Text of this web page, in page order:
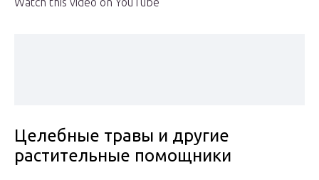
Целебные травы и другие
растительные помощники